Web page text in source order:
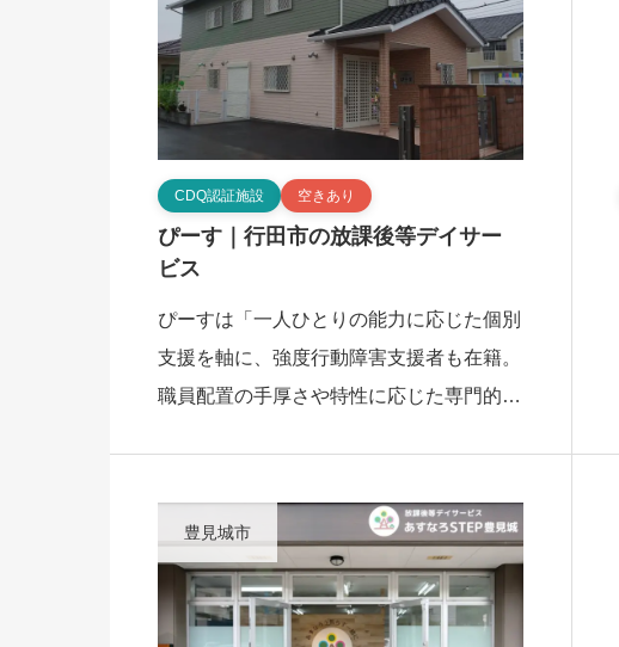
CDQ認証施設 空きあり
ぴーす｜行田市の放課後等デイサー
ビス
ぴーすは「一人ひとりの能力に応じた個別
支援を軸に、強度行動障害支援者も在籍。
職員配置の手厚さや特性に応じた専門的な
等デイサー […]
豊見城市